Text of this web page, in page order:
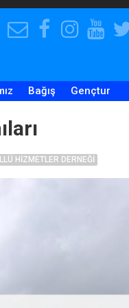
E- Facebook
Bağış Gençtur
HIZMETLER DERNEĞI